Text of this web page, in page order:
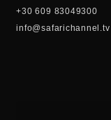
+30 609 83049300
info@safarichannel.tv